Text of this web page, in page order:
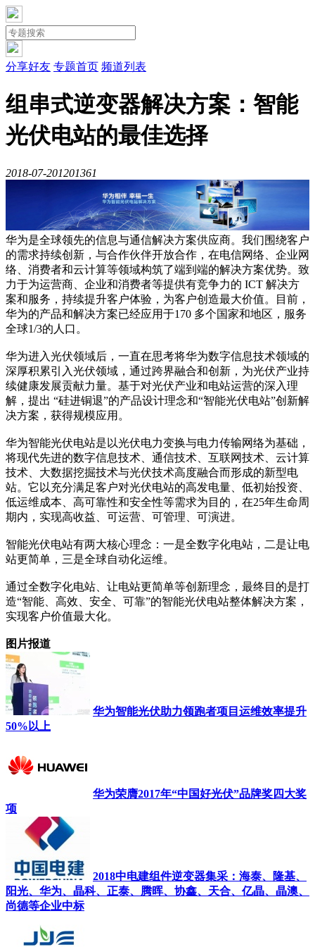
分享好友 专题首页 频道列表
组串式逆变器解决方案：智能
光伏电站的最佳选择
2018-07-201201361
华为是全球领先的信息与通信解决方案供应商。我们围绕客户
的需求持续创新，与合作伙伴开放合作，在电信网络、企业网
络、消费者和云计算等领域构筑了端到端的解决方案优势。致
力于为运营商、企业和消费者等提供有竞争力的 ICT 解决方
案和服务，持续提升客户体验，为客户创造最大价值。目前，
华为的产品和解决方案已经应用于170 多个国家和地区，服务
全球1/3的人口。
华为进入光伏领域后，一直在思考将华为数字信息技术领域的
深厚积累引入光伏领域，通过跨界融合和创新，为光伏产业持
续健康发展贡献力量。基于对光伏产业和电站运营的深入理
解，提出 “硅进铜退”的产品设计理念和“智能光伏电站”创新解
决方案，获得规模应用。
华为智能光伏电站是以光伏电力变换与电力传输网络为基础，
将现代先进的数字信息技术、通信技术、互联网技术、云计算
技术、大数据挖掘技术与光伏技术高度融合而形成的新型电
站。它以充分满足客户对光伏电站的高发电量、低初始投资、
低运维成本、高可靠性和安全性等需求为目的，在25年生命周
期内，实现高收益、可运营、可管理、可演进。
智能光伏电站有两大核心理念：一是全数字化电站，二是让电
站更简单，三是全球自动化运维。
通过全数字化电站、让电站更简单等创新理念，最终目的是打
造“智能、高效、安全、可靠”的智能光伏电站整体解决方案，
实现客户价值最大化。
图片报道
华为智能光伏助力领跑者项目运维效率提升
50%以上
华为荣膺2017年“中国好光伏”品牌奖四大奖
项
2018中电建组件逆变器集采：海泰、隆基、
阳光、华为、晶科、正泰、腾晖、协鑫、天合、亿晶、晶澳、
尚德等企业中标